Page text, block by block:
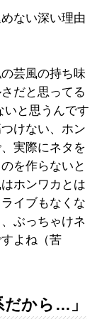
ない深い理由
芸風の持ち味
だと思ってる
いと思うんです
けない、ホン
実際にネタを
を作らないと
ホンワカとは
イブもなくな
ぶっちゃけネ
よね（苦
から…」